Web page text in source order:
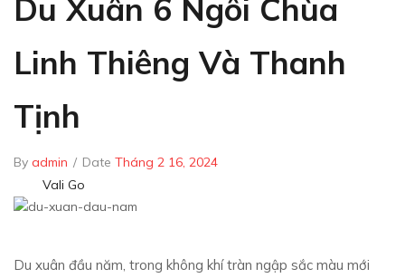
Du Xuân 6 Ngôi Chùa
Linh Thiêng Và Thanh
Tịnh
By admin / Date Tháng 2 16, 2024
Vali Go
Du xuân đầu năm, trong không khí tràn ngập sắc màu mới